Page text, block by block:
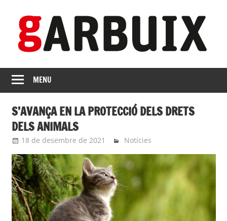
content
GARBUIX
Independent
de
Franqueses
MENU
S’AVANÇA EN LA PROTECCIÓ DELS DRETS
DELS ANIMALS
18 de desembre de 2021 roger
Notícies